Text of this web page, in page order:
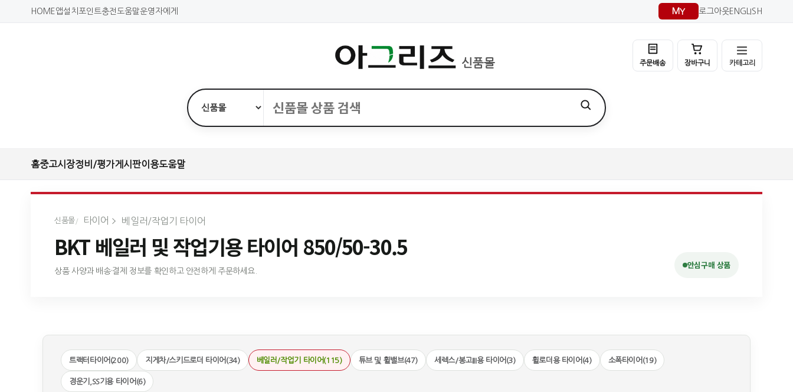
HOME 앱설치 포인트충전도움말운영자에게 MY 로그아웃ENGLISH
신품몰 주문배송 장바구니 카테고리
홈중고시장정비/평가게시판이용도움말
신품몰 타이어 베일러/작업기 타이어
BKT 베일러 및 작업기용 타이어 850/50-30.5
상품 사양과 배송·결제 정보를 확인하고 안전하게 주문하세요.
안심구매 상품
트랙터타이어(200) 지게차/스키드로더 타이어(34) 베일러/작업기 타이어(115) 튜브 및 휠밸브(47) 세렉스/봉고III용 타이어(3) 휠로더용 타이어(4) 소폭타이어(19)
경운기,SS기용 타이어(6)